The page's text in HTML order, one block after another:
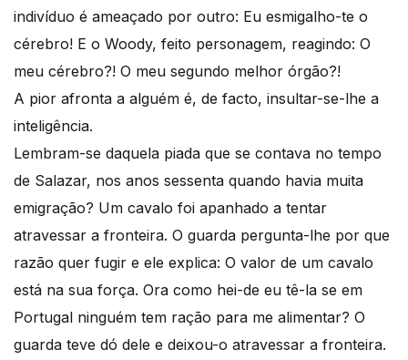
indivíduo é ameaçado por outro: Eu esmigalho-te o
cérebro! E o Woody, feito personagem, reagindo: O
meu cérebro?! O meu segundo melhor órgão?!
A pior afronta a alguém é, de facto, insultar-se-lhe a
inteligência.
Lembram-se daquela piada que se contava no tempo
de Salazar, nos anos sessenta quando havia muita
emigração? Um cavalo foi apanhado a tentar
atravessar a fronteira. O guarda pergunta-lhe por que
razão quer fugir e ele explica: O valor de um cavalo
está na sua força. Ora como hei-de eu tê-la se em
Portugal ninguém tem ração para me alimentar? O
guarda teve dó dele e deixou-o atravessar a fronteira.